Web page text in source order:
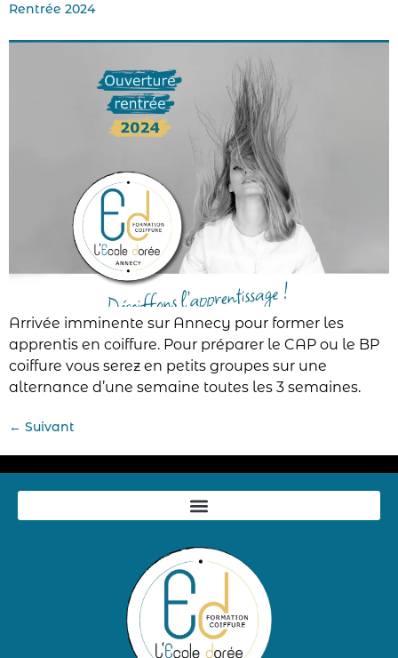
Rentrée 2024
Arrivée imminente sur Annecy pour former les
apprentis en coiffure. Pour préparer le CAP ou le BP
coiffure vous serez en petits groupes sur une
alternance d’une semaine toutes les 3 semaines.
← Suivant